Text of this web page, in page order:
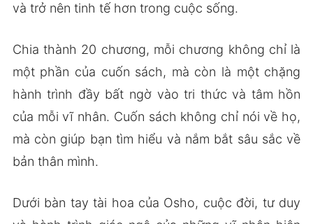
và trở nên tinh tế hơn trong cuộc sống.
Chia thành 20 chương, mỗi chương không chỉ là
một phần của cuốn sách, mà còn là một chặng
hành trình đầy bất ngờ vào tri thức và tâm hồn
của mỗi vĩ nhân. Cuốn sách không chỉ nói về họ,
mà còn giúp bạn tìm hiểu và nắm bắt sâu sắc về
bản thân mình.
Dưới bàn tay tài hoa của Osho, cuộc đời, tư duy